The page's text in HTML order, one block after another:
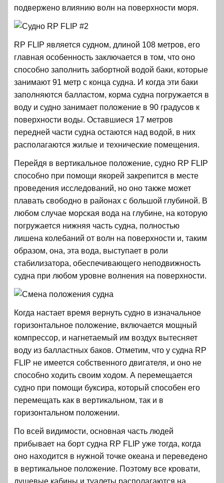
подвержено влиянию волн на поверхности моря.
RP FLIP является судном, длиной 108 метров, его
главная особенность заключается в том, что оно
способно заполнить забортной водой баки, которые
занимают 91 метр с конца судна. И когда эти баки
заполняются балластом, корма судна погружается в
воду и судно занимает положение в 90 градусов к
поверхности воды. Оставшиеся 17 метров
передней части судна остаются над водой, в них
располагаются жилые и технические помещения.
Перейдя в вертикальное положение, судно RP FLIP
способно при помощи якорей закрепится в месте
проведения исследований, но оно также может
плавать свободно в районах с большой глубиной. В
любом случае морская вода на глубине, на которую
погружается нижняя часть судна, полностью
лишена колебаний от волн на поверхности и, таким
образом, она, эта вода, выступает в роли
стабилизатора, обеспечивающего неподвижность
судна при любом уровне волнения на поверхности.
Когда настает время вернуть судно в изначальное
горизонтальное положение, включается мощный
компрессор, и нагнетаемый им воздух вытесняет
воду из балластных баков. Отметим, что у судна RP
FLIP не имеется собственного двигателя, и оно не
способно ходить своим ходом. А перемещается
судно при помощи буксира, который способен его
перемещать как в вертикальном, так и в
горизонтальном положении.
По всей видимости, основная часть людей
прибывает на борт судна RP FLIP уже тогда, когда
оно находится в нужной точке океана и переведено
в вертикальное положение. Поэтому все кровати,
душевые кабины и туалеты располагаются на